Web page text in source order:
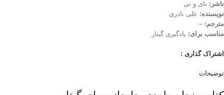
ناشر: نای و نی
نویسنده: علی نادری
مترجم: –
مناسب برای: یادگیری گیتار
اشتراک گذاری :
توضیحات